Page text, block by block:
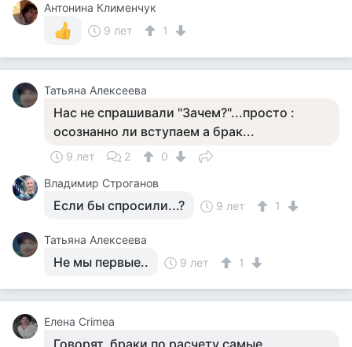
Антонина Клименчук
9 лет
1
Татьяна Алексеева
Нас не спрашивали "Зачем?"...просто :
осознанно ли вступаем а брак...
9 лет 2
0
Владимир Строганов
Если бы спросили...? 9 лет 1
Татьяна Алексеева
Не мы первые.. 9 лет 1
Елена Crimea
Говорят, браки по расчету самые